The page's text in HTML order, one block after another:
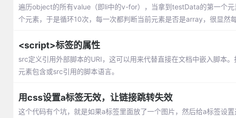
遍历object的所有value（即li中的v-for），当拿到testData的第一个
个元素，于是循环10次，每一次都判断当前元素是否是array，很显然
<script>标签的属性
src定义引用外部脚本的URI，这可以用来代替直接在文档中嵌入脚
元素包含或src引用的脚本语言。
用css设置a标签无效，让链接跳转失效
这个代码有个坑，就是如果a标签里面放了一个图片，然后给a标签设